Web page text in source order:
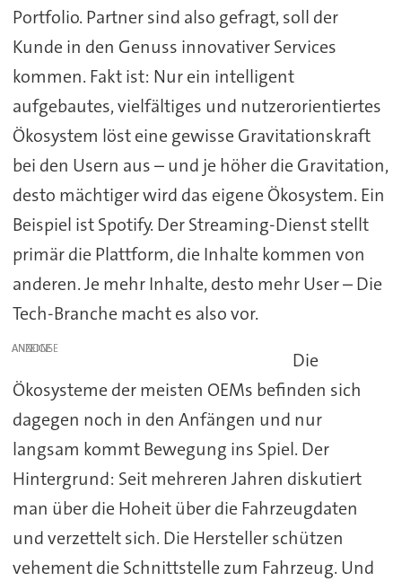
Portfolio. Partner sind also gefragt, soll der
Kunde in den Genuss innovativer Services
kommen. Fakt ist: Nur ein intelligent
aufgebautes, vielfältiges und nutzerorientiertes
Ökosystem löst eine gewisse Gravitationskraft
bei den Usern aus – und je höher die Gravitation,
desto mächtiger wird das eigene Ökosystem. Ein
Beispiel ist Spotify. Der Streaming-Dienst stellt
primär die Plattform, die Inhalte kommen von
anderen. Je mehr Inhalte, desto mehr User – Die
Tech-Branche macht es also vor.
ANZEIGE
Die
Ökosysteme der meisten OEMs befinden sich
dagegen noch in den Anfängen und nur
langsam kommt Bewegung ins Spiel. Der
Hintergrund: Seit mehreren Jahren diskutiert
man über die Hoheit über die Fahrzeugdaten
und verzettelt sich. Die Hersteller schützen
vehement die Schnittstelle zum Fahrzeug. Und